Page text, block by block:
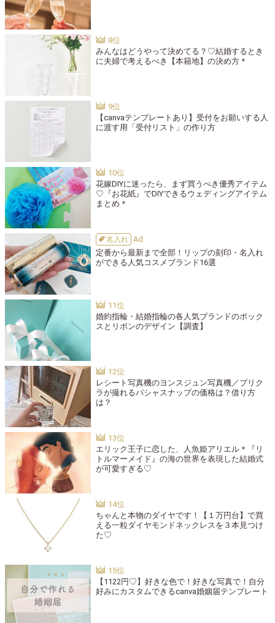
みんなはどうやって決めてる？♡結婚するとき
に夫婦で考えるべき【本籍地】の決め方＊
【canvaテンプレートあり】受付をお願いする人
に渡す用「受付リスト」の作り方
花嫁DIYに迷ったら、まず買うべき優秀アイテム
♡『お花紙』でDIYできるウェディングアイテム
まとめ＊
名入れ
定番から最新まで全部！リップの刻印・名入れ
ができる人気コスメブランド16選
婚約指輪・結婚指輪の各人気ブランドのボック
スとリボンのデザイン【調査】
レシート写真機のヨンスジュン写真機／プリク
ラが撮れるパシャスナップの価格は？借り方
は？
エリック王子に恋した、人魚姫アリエル＊『リ
トルマーメイド』の海の世界を表現した結婚式
が可愛すぎる♡
ちゃんと本物のダイヤです！【１万円台】で買
える一粒ダイヤモンドネックレスを３本見つけ
た♡
【1122円♡】好きな色で！好きな写真で！自分
好みにカスタムできるcanva婚姻届テンプレート